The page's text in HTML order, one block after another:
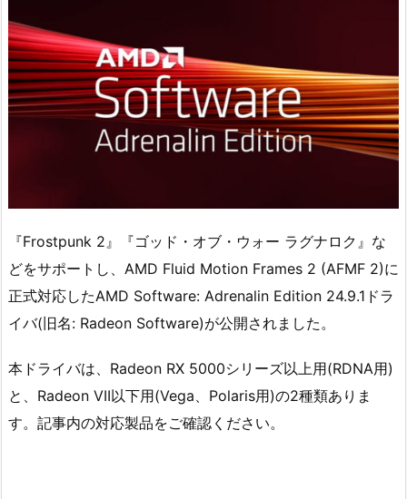
『Frostpunk 2』『ゴッド・オブ・ウォー ラグナロク』な
どをサポートし、AMD Fluid Motion Frames 2 (AFMF 2)に
正式対応したAMD Software: Adrenalin Edition 24.9.1ドラ
イバ(旧名: Radeon Software)が公開されました。
本ドライバは、Radeon RX 5000シリーズ以上用(RDNA用)
と、Radeon VII以下用(Vega、Polaris用)の2種類ありま
す。記事内の対応製品をご確認ください。